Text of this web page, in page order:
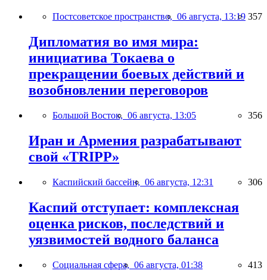
Постсоветское пространство, 06 августа, 13:19 357
Дипломатия во имя мира:
инициатива Токаева о
прекращении боевых действий и
возобновлении переговоров
Большой Восток, 06 августа, 13:05 356
Иран и Армения разрабатывают
свой «TRIPP»
Каспийский бассейн, 06 августа, 12:31 306
Каспий отступает: комплексная
оценка рисков, последствий и
уязвимостей водного баланса
Социальная сфера, 06 августа, 01:38 413